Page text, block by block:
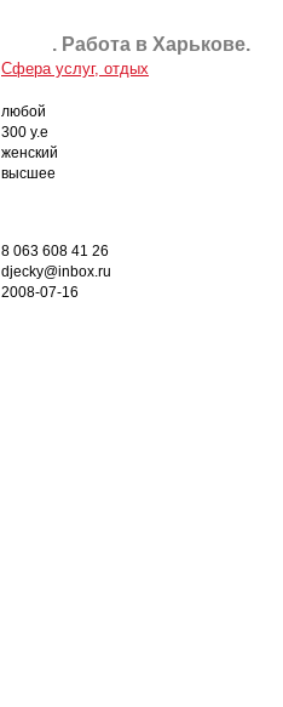
. Работа в Харькове.
Сфера услуг, отдых
любой
300 у.е
женский
высшее
8 063 608 41 26
djecky@inbox.ru
2008-07-16